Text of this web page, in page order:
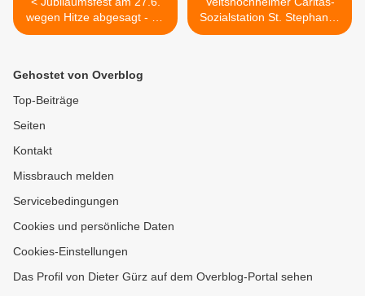
wegen Hitze abgesagt - 50
Jahre Club-Fans
für den „Ruhmreichen“
Sozialstation St. Stephanus
bleibt auf Erfolgskurs >
Gehostet von Overblog
Top-Beiträge
Seiten
Kontakt
Missbrauch melden
Servicebedingungen
Cookies und persönliche Daten
Cookies-Einstellungen
Das Profil von Dieter Gürz auf dem Overblog-Portal sehen